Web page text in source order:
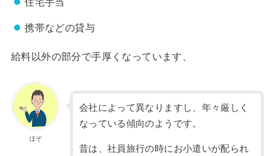
携帯などの貸与
給料以外の部分で手厚くなっています、
ほぞ
会社によって異なりますし、年々厳しく
なっている傾向のようです。
昔は、社員旅行の時にお小遣いが配られ